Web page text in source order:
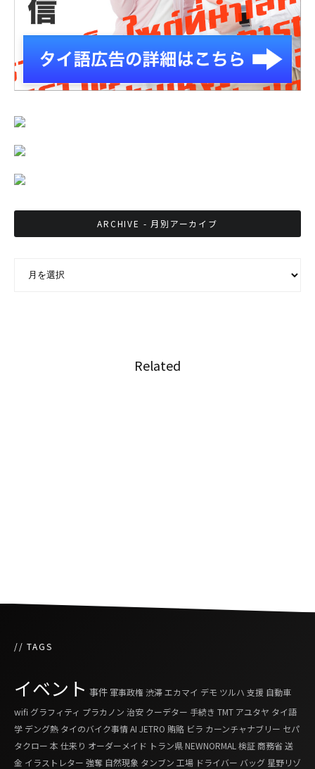
ARCHIVE - 月別アーカイブ
Related
// TAGS
イベント 事件 軍事政権 渋滞エカマイ デモ ツルハ 支援 自動車
wifi グラフィティ プラカノン 治安 クーデター 手続き TMT アユタヤ タイ語
学 デング熱 タイのバイク事情AI JETRO 賄賂 ビラ カーンチャナブリー セパ
タクロー 本 仕来り オーダーメイド トラン県NEWNORMAL 検証商務省送
金 イラストレター 強奪 自然現象 タンブン 工場 ドライバー バッグ 星野リゾ